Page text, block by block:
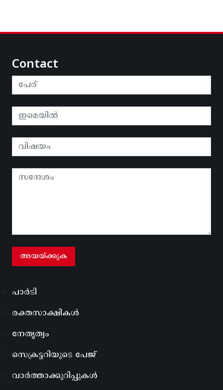
Contact
പാർടി
രക്തസാക്ഷികൾ
നേതൃത്വം
സെക്രട്ടറിയുടെ പേജ്
വാർത്താക്കുറിപ്പുകൾ